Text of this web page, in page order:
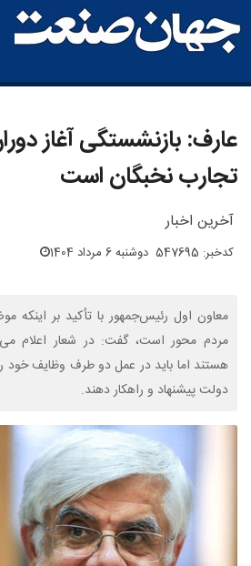
عارف: بازنشستگی آغاز
تجارب نخبگان است
آخرین اخبار
کدخبر: 547695 دوشنبه 6 مرداد 1404
معاون اول رئیس‌جمهور با تأکید بر اینکه
مردم محور است، گفت: در شعار اعلام
هستند اما باید در عمل دو طرف وظایف خود
دولت پیشنهاد و راهکار دهند.